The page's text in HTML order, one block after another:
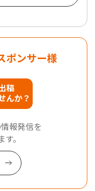
ポンサー様
稿
んか？
報発信を
。